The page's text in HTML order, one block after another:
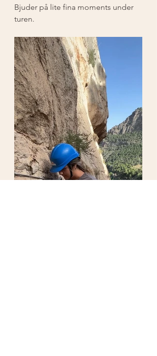
Bjuder på lite fina moments under
turen.